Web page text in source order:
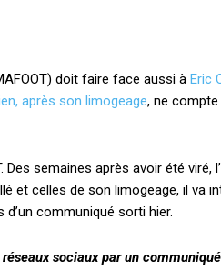
doit faire face aussi à Eric
après son limogeage, ne
Des semaines après avoir été viré,
et celles de son limogeage, il va
communiqué sorti hier.
sociaux par un